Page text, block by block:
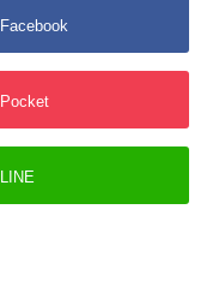
Facebook
Pocket
LINE